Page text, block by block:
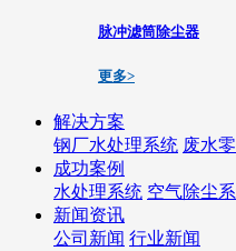
脉冲滤筒除尘器
更多>
解决方案
钢厂水处理系统 废水
成功案例
水处理系统 空气除尘
新闻资讯
公司新闻 行业新闻